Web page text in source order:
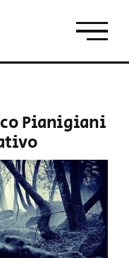
Pianigiani